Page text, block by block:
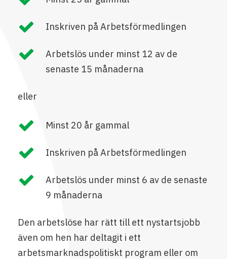
Inskriven på Arbetsförmedlingen
Arbetslös under minst 12 av de
senaste 15 månaderna
eller
Minst 20 år gammal
Inskriven på Arbetsförmedlingen
Arbetslös under minst 6 av de senaste
9 månaderna
Den arbetslöse har rätt till ett nystartsjobb
även om hen har deltagit i ett
arbetsmarknadspolitiskt program eller om